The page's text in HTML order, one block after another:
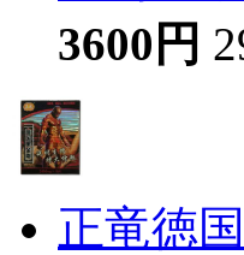
3600円
正竜徳